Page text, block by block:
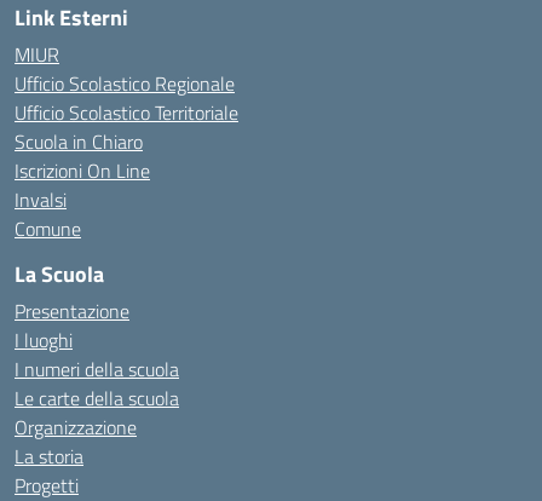
Link Esterni
MIUR
Ufficio Scolastico Regionale
Ufficio Scolastico Territoriale
Scuola in Chiaro
Iscrizioni On Line
Invalsi
Comune
La Scuola
Presentazione
I luoghi
I numeri della scuola
Le carte della scuola
Organizzazione
La storia
Progetti